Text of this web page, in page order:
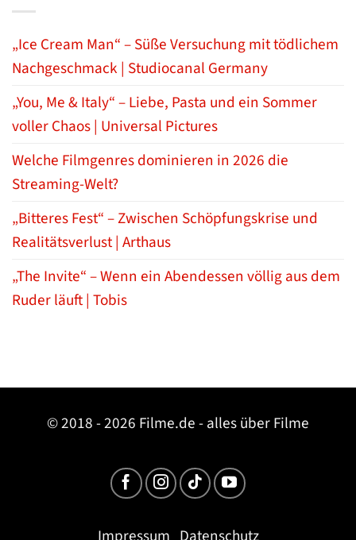
„Ice Cream Man“ – Süße Versuchung mit tödlichem
Nachgeschmack | Studiocanal Germany
„You, Me & Italy“ – Liebe, Pasta und ein Sommer
voller Chaos | Universal Pictures
Welche Filmgenres dominieren in 2026 die
Streaming-Welt?
„Bitteres Fest“ – Zwischen Schöpfungskrise und
Realitätsverlust | Arthaus
„The Invite“ – Wenn ein Abendessen völlig aus dem
Ruder läuft | Tobis
© 2018 - 2026 Filme.de - alles über Filme